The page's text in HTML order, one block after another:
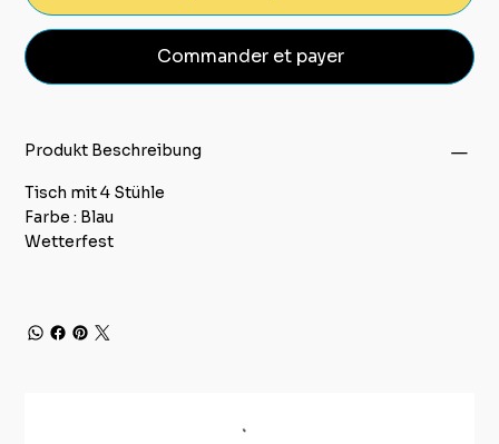
Commander et payer
Produkt Beschreibung
Tisch mit 4 Stühle
Farbe : Blau
Wetterfest